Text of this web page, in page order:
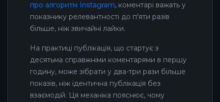
про алгоритм Instagram, коментарі важать у
показнику релевантності до п'яти разів
більше, ніж звичайні лайки.
На практиці публікація, що стартує з
десятьма справжніми коментарями в першу
годину, може зібрати у два-три рази більше
показів, ніж ідентична публікація без
взаємодій. Ця механіка пояснює, чому